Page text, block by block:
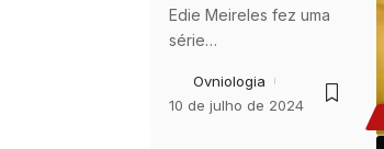
Edie Meireles fez uma
série…
Ovniologia
10 de julho de 2024